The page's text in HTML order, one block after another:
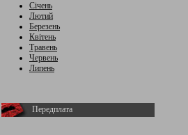
Січень
Лютий
Березень
Квітень
Травень
Червень
Липень
Передплата